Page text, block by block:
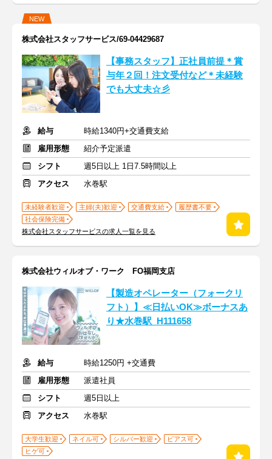
NEW
株式会社スタッフサービス/69-04429687
【事務スタッフ】正社員前提＊賞
与年２回！注文受付など＊未経験
でも大丈夫☆彡
給与
時給1340円+交通費支給
雇用形態
紹介予定派遣
シフト
週5日以上 1日7.5時間以上
アクセス
水巻駅
未経験者歓迎 主婦(夫)歓迎 交通費支給
履歴書不要
社会保険完備
株式会社スタッフサービスの求人一覧を見る
株式会社ウィルオブ・ワーク FO福岡支店
【製造オペレーター（フォークリ
フト）】≪日払いOK≫ボーナスあ
り★水巻駅_H111658
給与
時給1250円 +交通費
雇用形態
派遣社員
シフト
週5日以上
アクセス
水巻駅
大学生歓迎 ネイル可 シルバー歓迎
ピアス可
ヒゲ可